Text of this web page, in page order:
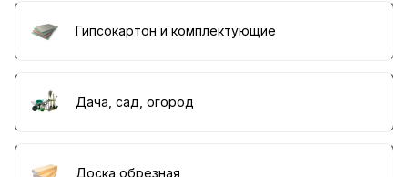
Гипсокартон и комплектующие
Дача, сад, огород
Доска обрезная